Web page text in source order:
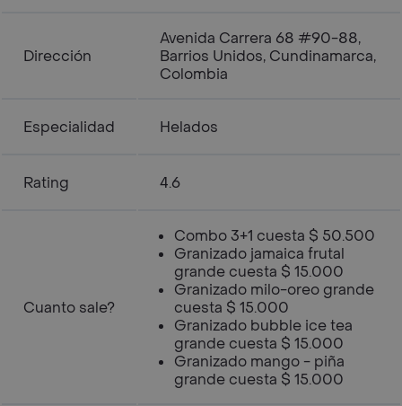
Dirección
Avenida Carrera 68 #90-88,
Barrios Unidos, Cundinamarca,
Colombia
Especialidad Helados
Rating 4.6
Cuanto sale?
Combo 3+1 cuesta $ 50.500
Granizado jamaica frutal
grande cuesta $ 15.000
Granizado milo-oreo grande
cuesta $ 15.000
Granizado bubble ice tea
grande cuesta $ 15.000
Granizado mango - piña
grande cuesta $ 15.000